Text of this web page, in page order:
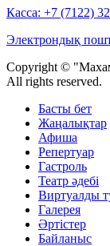
Касса: +7 (7122)
Электрондық
Copyright ©
All rights reserved.
Басты бет
Жаңалықтар
Афиша
Репертуар
Гастроль
Театр әдебі
Виртуалды
Галерея
Әртістер
Байланыс